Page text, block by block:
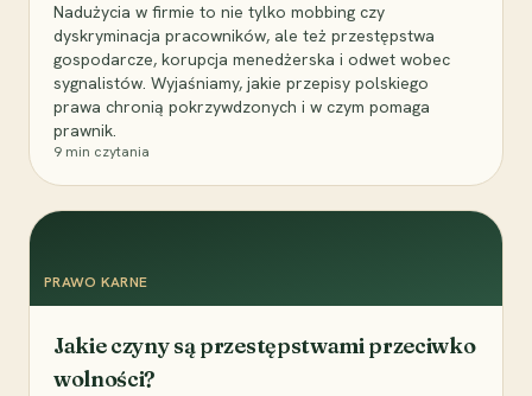
Nadużycia w firmie to nie tylko mobbing czy
dyskryminacja pracowników, ale też przestępstwa
gospodarcze, korupcja menedżerska i odwet wobec
sygnalistów. Wyjaśniamy, jakie przepisy polskiego
prawa chronią pokrzywdzonych i w czym pomaga
prawnik.
9 min czytania
PRAWO KARNE
Jakie czyny są przestępstwami przeciwko
wolności?